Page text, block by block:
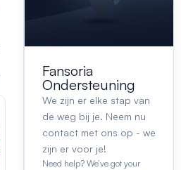
Fansoria
Ondersteuning
We zijn er elke stap van
de weg bij je. Neem nu
contact met ons op - we
zijn er voor je!
Need help? We’ve got your